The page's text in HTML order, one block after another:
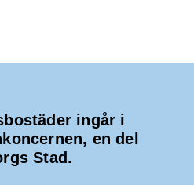
ingår i
en del
Stad.